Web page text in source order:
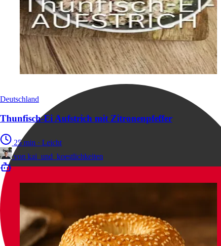
Deutschland
Thunfisch-Ei Aufstrich mit Zitronenpfeffer
25 min · Leicht
von kai_und_koestlichkeiten